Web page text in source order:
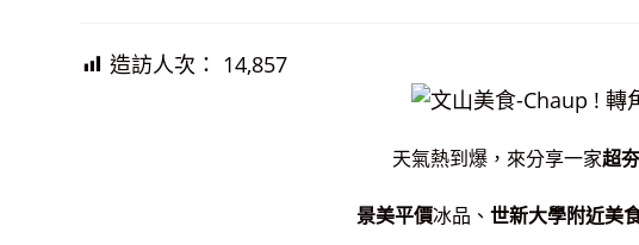
造訪人次： 14,857
天氣熱到爆，來分享一家超
景美平價冰品、世新大學附近美